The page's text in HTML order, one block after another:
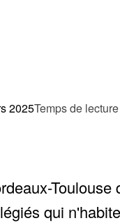
2025Temps de lecture
qui